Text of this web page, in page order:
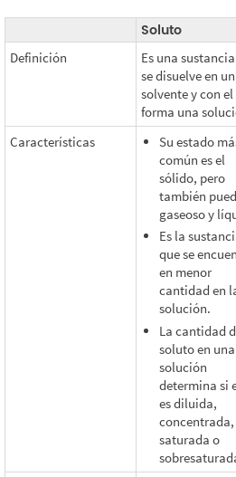
Soluto
Definición
Es una
se disuelve en un
solvente y con
forma una
Características
Su estado
común es el
sólido, pero
también
gaseoso y
Es la
que se
en menor
cantidad en
solución.
La cantidad
soluto en una
solución
determina si
es diluida,
concentrada,
saturada o